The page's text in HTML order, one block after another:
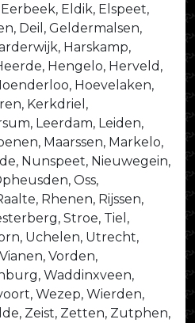
Eldik, Elspeet,
Deil, Geldermalsen,
Harskamp,
Hengelo, Herveld,
Hoevelaken,
Kerkdriel,
Leerdam, Leiden,
Maarssen, Markelo,
Nunspeet, Nieuwegein,
Oss,
Rhenen, Rijssen,
Stroe, Tiel,
Uchelen, Utrecht,
Vorden,
Waddinxveen,
Wezep, Wierden,
Zeist, Zetten, Zutphen,